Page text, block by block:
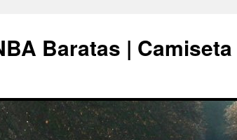
Baratas | Camiseta